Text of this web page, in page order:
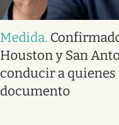
Medida.
Houston y San
conducir a
documento